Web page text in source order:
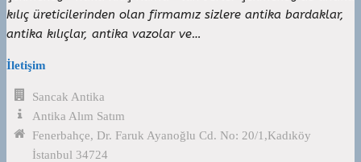
kılıç üreticilerinden olan firmamız sizlere antika bardaklar,
antika kılıçlar, antika vazolar ve…
İletişim
Sancak Antika
Antika Alım Satım
Fenerbahçe, Dr. Faruk Ayanoğlu Cd. No: 20/1,Kadıköy
İstanbul 34724